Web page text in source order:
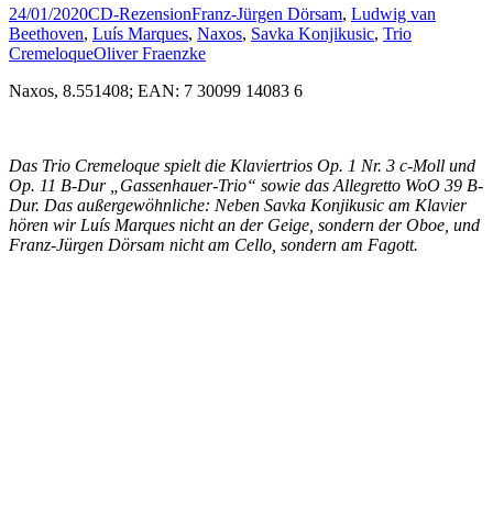
24/01/2020CD-RezensionFranz-Jürgen Dörsam, Ludwig van
Beethoven, Luís Marques, Naxos, Savka Konjikusic, Trio
CremeloqueOliver Fraenzke
Naxos, 8.551408; EAN: 7 30099 14083 6
Das Trio Cremeloque spielt die Klaviertrios Op. 1 Nr. 3 c-Moll und
Op. 11 B-Dur „Gassenhauer-Trio“ sowie das Allegretto WoO 39 B-
Dur. Das außergewöhnliche: Neben Savka Konjikusic am Klavier
hören wir Luís Marques nicht an der Geige, sondern der Oboe, und
Franz-Jürgen Dörsam nicht am Cello, sondern am Fagott.